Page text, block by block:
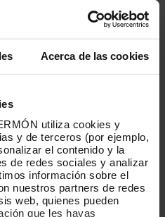
Acerca de las cookies
utiliza cookies y
y de terceros (por ejemplo,
el contenido y la
de redes sociales y analizar
información sobre el
nuestros partners de redes
web, quienes pueden
que les hayas